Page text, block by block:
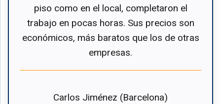
piso como en el local, completaron el
trabajo en pocas horas. Sus precios son
económicos, más baratos que los de otras
empresas.
Carlos Jiménez (Barcelona)